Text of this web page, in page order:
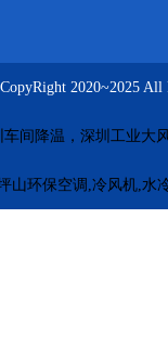
CopyRight 2020~2025
间降温，深圳工业大
山环保空调,冷风机,水